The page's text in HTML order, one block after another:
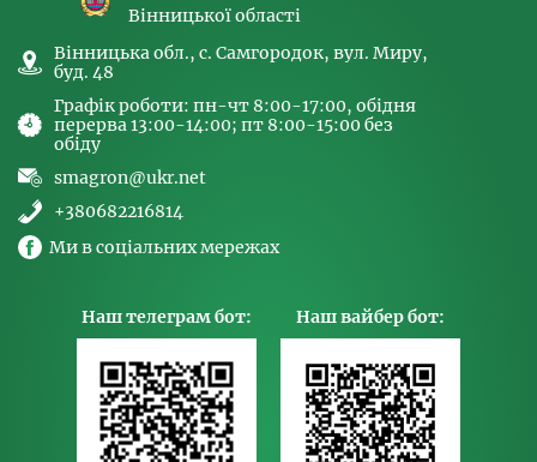
Вінницької області
Вінницька обл., с. Самгородок, вул. Миру,
буд. 48
Графік роботи: пн-чт 8:00-17:00, обідня
перерва 13:00-14:00; пт 8:00-15:00 без
обіду
smagron@ukr.net
+380682216814
Ми в соціальних мережах
Наш телеграм бот: Наш вайбер бот: